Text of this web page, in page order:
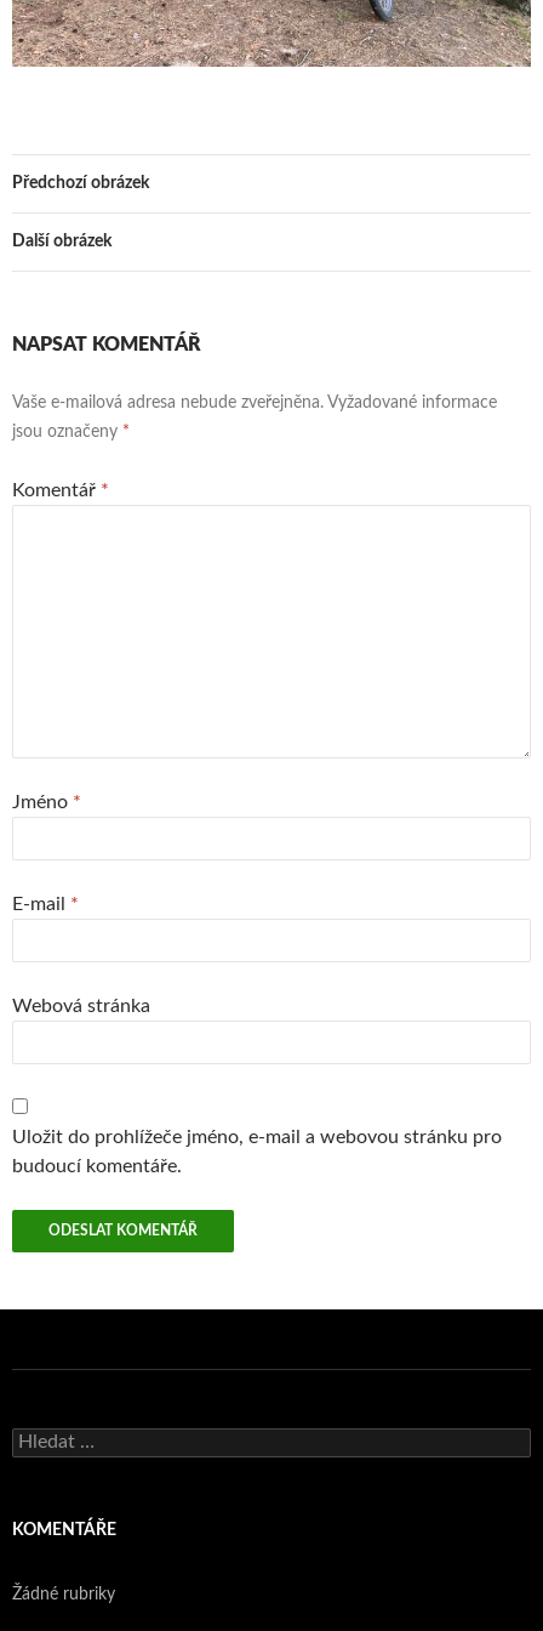
Předchozí obrázek
Další obrázek
NAPSAT KOMENTÁŘ
Vaše e-mailová adresa nebude zveřejněna. Vyžadované informace
jsou označeny *
Komentář *
Jméno *
E-mail *
Webová stránka
Uložit do prohlížeče jméno, e-mail a webovou stránku pro
budoucí komentáře.
Vyhledávání
KOMENTÁŘE
Žádné rubriky